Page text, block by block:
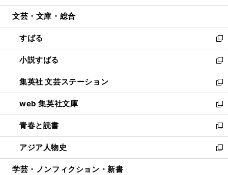
開
ウ
開
く
ン
ウ
で
開
く
ウ
ン
ド
ウ
で
開
く
文芸・文庫・総合
すばる
新
し
い
ウ
ィ
ン
ド
ウ
で
開
く
小説すばる
新
し
い
ウ
ィ
ン
ド
ウ
で
開
集英社 文芸ステーション
新
し
い
ウ
ィ
ン
ド
ウ
web 集英社文庫
新
し
い
ウ
ィ
ン
青春と読書
新
し
い
ウ
アジア人物史
新
し
学芸・ノンフィクション・新書